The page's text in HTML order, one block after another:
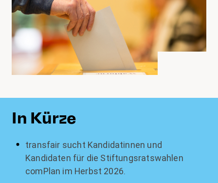
In Kürze
transfair sucht Kandidatinnen und
Kandidaten für die Stiftungsratswahlen
comPlan im Herbst 2026.